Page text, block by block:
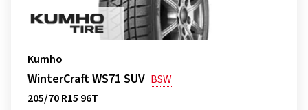
Kumho
WinterCraft WS71 SUV BSW
205/70 R15 96T